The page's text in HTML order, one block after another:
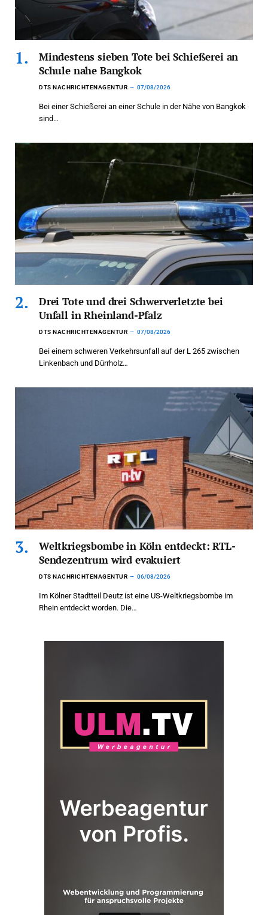
Mindestens sieben Tote bei Schießerei an
Schule nahe Bangkok
DTS NACHRICHTENAGENTUR 07/08/2026
Bei einer Schießerei an einer Schule in der Nähe von Bangkok
sind…
Drei Tote und drei Schwerverletzte bei
Unfall in Rheinland-Pfalz
DTS NACHRICHTENAGENTUR 07/08/2026
Bei einem schweren Verkehrsunfall auf der L 265 zwischen
Linkenbach und Dürrholz…
Weltkriegsbombe in Köln entdeckt: RTL-
Sendezentrum wird evakuiert
DTS NACHRICHTENAGENTUR 06/08/2026
Im Kölner Stadtteil Deutz ist eine US-Weltkriegsbombe im
Rhein entdeckt worden. Die…